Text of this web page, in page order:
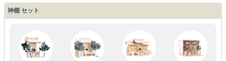
盆提灯一万円
以内
～2万円
～3万円
以上
神棚 セット